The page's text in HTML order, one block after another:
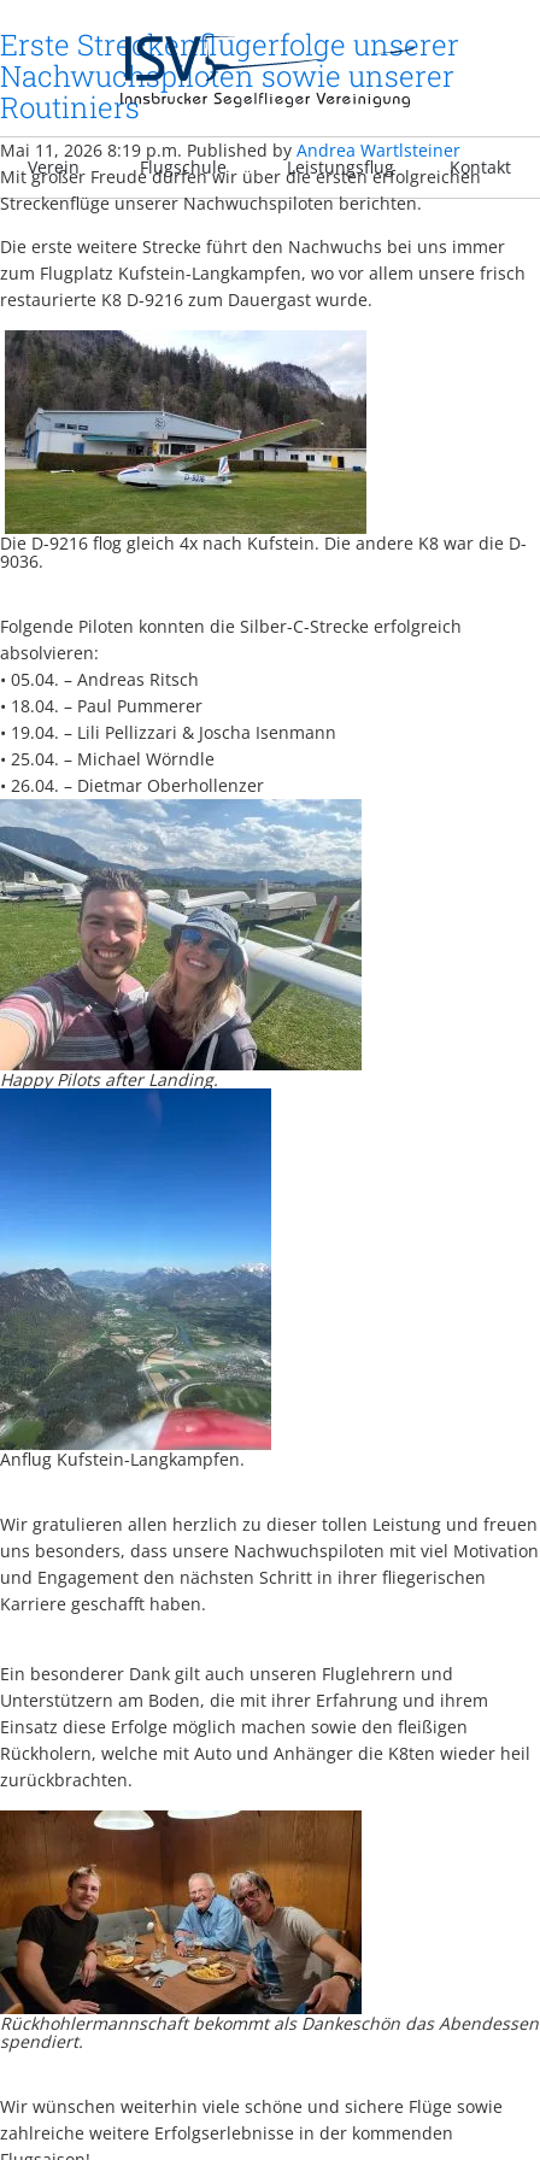
Verein Flugschule Leistungsflug Kontakt
Erste Streckenflugerfolge unserer
Nachwuchspiloten sowie unserer
Routiniers
Mai 11, 2026 8:19 p.m. Published by Andrea Wartlsteiner
Mit großer Freude dürfen wir über die ersten erfolgreichen
Streckenflüge unserer Nachwuchspiloten berichten.
Die erste weitere Strecke führt den Nachwuchs bei uns immer
zum Flugplatz Kufstein-Langkampfen, wo vor allem unsere frisch
restaurierte K8 D-9216 zum Dauergast wurde.
Die D-9216 flog gleich 4x nach Kufstein. Die andere K8 war die D-
9036.
Folgende Piloten konnten die Silber-C-Strecke erfolgreich
absolvieren:
• 05.04. – Andreas Ritsch
• 18.04. – Paul Pummerer
• 19.04. – Lili Pellizzari & Joscha Isenmann
• 25.04. – Michael Wörndle
• 26.04. – Dietmar Oberhollenzer
Happy Pilots after Landing.
Anflug Kufstein-Langkampfen.
Wir gratulieren allen herzlich zu dieser tollen Leistung und freuen
uns besonders, dass unsere Nachwuchspiloten mit viel Motivation
und Engagement den nächsten Schritt in ihrer fliegerischen
Karriere geschafft haben.
Ein besonderer Dank gilt auch unseren Fluglehrern und
Unterstützern am Boden, die mit ihrer Erfahrung und ihrem
Einsatz diese Erfolge möglich machen sowie den fleißigen
Rückholern, welche mit Auto und Anhänger die K8ten wieder heil
zurückbrachten.
Rückhohlermannschaft bekommt als Dankeschön das Abendessen
spendiert.
Wir wünschen weiterhin viele schöne und sichere Flüge sowie
zahlreiche weitere Erfolgserlebnisse in der kommenden